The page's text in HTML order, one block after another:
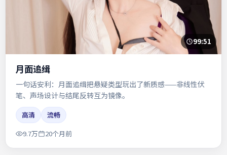
99:51
月面追缉
一句话安利：月面追缉把悬疑类型玩出了新质感——非线性伏
笔、声场设计与结尾反转互为镜像。
高清
流畅
9.7万
20个月前